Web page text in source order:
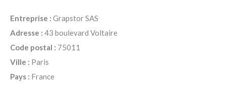
Entreprise : Grapstor SAS
Adresse : 43 boulevard Voltaire
Code postal : 75011
Ville : Paris
Pays : France